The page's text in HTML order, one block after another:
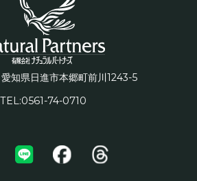
愛知県日進市本郷町前川 1243-5
TEL:0561-74-0710